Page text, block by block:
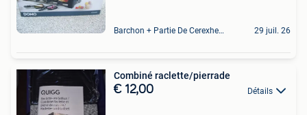
Barchon + Partie De Cerexhe - Heuseux, De Evegnee - Tignee 29 juil. 26
Combiné raclette/pierrade
€ 12,00 Détails